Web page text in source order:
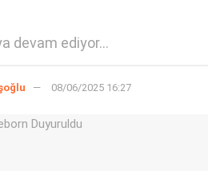
devam ediyor...
08/06/2025 16:27